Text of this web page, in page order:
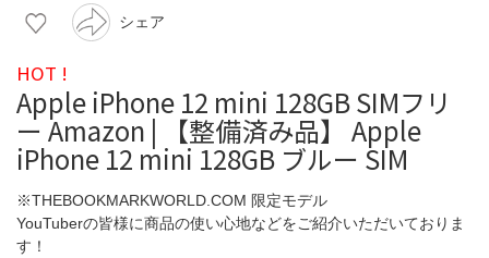
シェア
HOT !
Apple iPhone 12 mini 128GB SIMフリ
ー Amazon | 【整備済み品】 Apple
iPhone 12 mini 128GB ブルー SIM
※THEBOOKMARKWORLD.COM 限定モデル
YouTuberの皆様に商品の使い心地などをご紹介いただいておりま
す！